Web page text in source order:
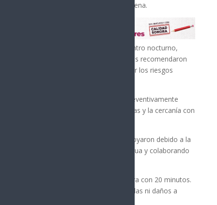
informó el comandante Raúl Camarena.
El inmueble, que funcionó como centro nocturno,
sufrió daños totales. Las autoridades recomendaron
su demolición inmediata tras evaluar los riesgos
La decisión de demoler se tomó preventivamente
debido a la alta afluencia de personas y la cercanía con
Bomberos de Nogales, Arizona, apoyaron debido a la
falta de hidrantes, suministrando agua y colaborando
El incendio fue sofocado en una hora con 20 minutos.
No se reportaron personas lesionadas ni daños a